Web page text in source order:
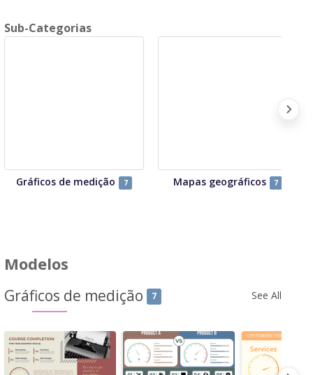
Sub-Categorias
Gráficos de medição 7 Mapas geográficos 7
Modelos
Gráficos de medição 7 See All